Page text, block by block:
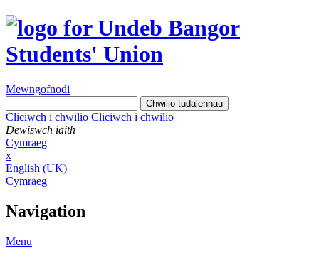
Mewngofnodi
Cliciwch i chwilio Cliciwch i chwilio
Dewiswch iaith
Cymraeg
x
English (UK)
Cymraeg
Navigation
Menu